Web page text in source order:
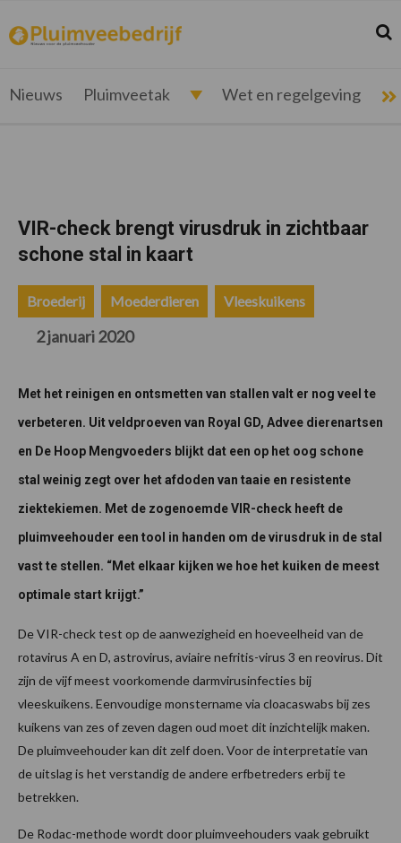
de
hoofdnavigatie
de
hoofd
de
eerste
de
voettekst
pluimveebedrijf.nl
Nieuws
pluimveehouder
Nieuws Pluimveetak Wet en regelgeving
VIR-check brengt virusdruk in zichtbaar
schone stal in kaart
Broederij Moederdieren Vleeskuikens
2 januari 2020
Met het reinigen en ontsmetten van stallen valt er nog veel te
verbeteren. Uit veldproeven van Royal GD, Advee dierenartsen
en De Hoop Mengvoeders blijkt dat een op het oog schone
stal weinig zegt over het afdoden van taaie en resistente
ziektekiemen. Met de zogenoemde VIR-check heeft de
pluimveehouder een tool in handen om de virusdruk in de stal
vast te stellen. “Met elkaar kijken we hoe het kuiken de meest
optimale start krijgt.”
De VIR-check test op de aanwezigheid en hoeveelheid van de
rotavirus A en D, astrovirus, aviaire nefritis-virus 3 en reovirus. Dit
zijn de vijf meest voorkomende darmvirusinfecties bij
vleeskuikens. Eenvoudige monstername via cloacaswabs bij zes
kuikens van zes of zeven dagen oud moet dit inzichtelijk maken.
De pluimveehouder kan dit zelf doen. Voor de interpretatie van
de uitslag is het verstandig de andere erfbetreders erbij te
betrekken.
De Rodac-methode wordt door pluimveehouders vaak gebruikt